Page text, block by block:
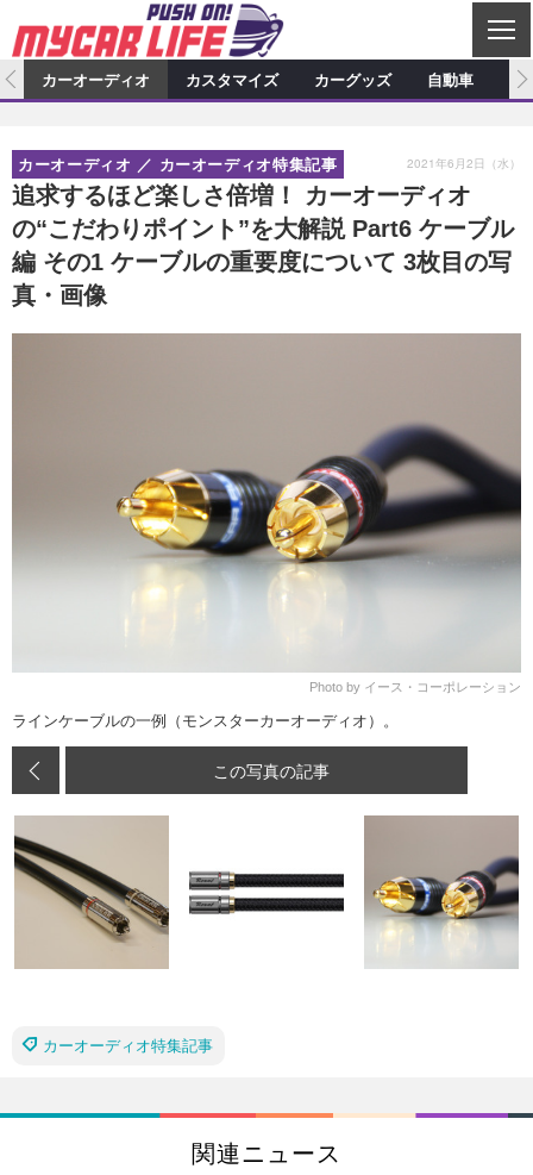
C
L
S
E
カーオーディオ
プロショップ検索 ショップ訪問記
カーオーディオニュース デモカー製作記
その他
カスタマイズ特集記事 カスタマイズ新製品情報
カスタマイズニュース
カーグッズ
カーグッズ特集記事 カーグッズ新製品情報
カーグッズニュース
自動車
ニュース
スクープ
アクセスランキング
カーオーディオ カスタマイズ カーグッズ 自動車
追求するほど楽しさ倍増！ カーオーディオ
の“こだわりポイント”を大解説 Part6 ケーブル
編 その1 ケーブルの重要度について 3枚目の写
真・画像
カーオーディオ カーオーディオ特集記事 2021年6月2日（水）
Photo by イース・コーポレーション
ラインケーブルの一例（モンスターカーオーディオ）。
この写真の記事
カーオーディオ特集記事
関連ニュース